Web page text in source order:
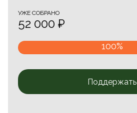
100%
УЖЕ CОБРАНО
52 000 ₽
Поддержать